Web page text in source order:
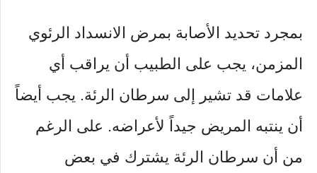
بمجرد تحديد الأصابة بمرض الانسداد الرئوي
المزمن، يجب على الطبيب أن يراقب أي
علامات قد تشير إلى سرطان الرئة. يجب أيضاً
أن ينتبه المريض جيداً لأعراضه. على الرغم
من أن سرطان الرئة يشترك في بعض